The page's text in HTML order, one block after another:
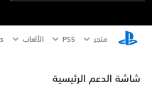
متجر PS5‏ الألعاب
شاشة الدعم الرئيسية